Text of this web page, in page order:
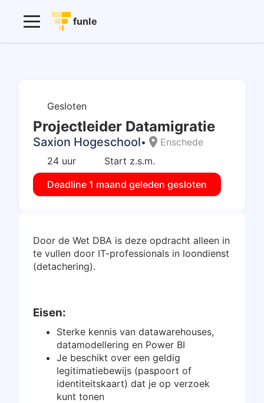
funle
Projectleider Datamigratie
Gesloten
Saxion Hogeschool• location_on Enschede
24 uur
Start z.s.m.
Deadline 1 maand geleden gesloten
Door de Wet DBA is deze opdracht alleen in
te vullen door IT-professionals in loondienst
(detachering).
Eisen:
Sterke kennis van datawarehouses,
datamodellering en Power BI
Je beschikt over een geldig
legitimatiebewijs (paspoort of
identiteitskaart) dat je op verzoek
kunt tonen